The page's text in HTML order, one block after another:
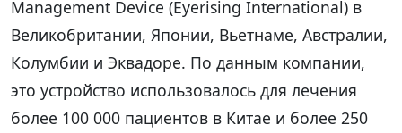
Management Device (Eyerising International) в
Великобритании, Японии, Вьетнаме, Австралии,
Колумбии и Эквадоре. По данным компании,
это устройство использовалось для лечения
более 100 000 пациентов в Китае и более 250